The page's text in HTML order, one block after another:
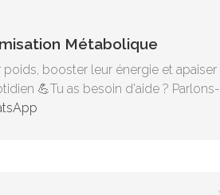
Métabolique
booster leur énergie et apaiser
💪Tu as besoin d'aide ? Parlons-